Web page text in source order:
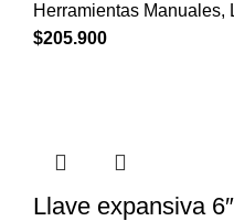
Herramientas Manuales,
$205.900
Llave expansiva